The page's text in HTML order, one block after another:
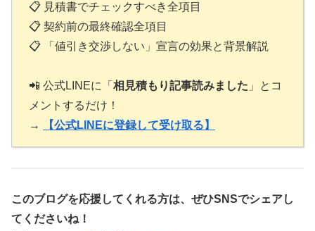
📋 見積書でチェックすべき全項目
📋 契約前の最終確認全項目
📋 「値引き交渉しない」宣言の効果と背景解説
📲 公式LINEに「 相見積もり記事読みました 」とコ
メントするだけ！
→
【公式LINEに登録して受け取る】
このブログを応援してくれる方は、ぜひSNSでシェアし
てくださいね！